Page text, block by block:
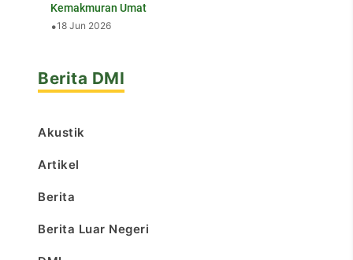
Kemakmuran Umat
•18 Jun 2026
Berita DMI
Akustik
Artikel
Berita
Berita Luar Negeri